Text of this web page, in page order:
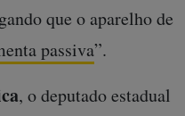
que o aparelho de
passiva”.
, o deputado estadual